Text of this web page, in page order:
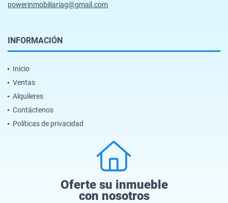
powerinmobiliariag@gmail.com
INFORMACIÓN
Inicio
Ventas
Alquileres
Contáctenos
Políticas de privacidad
Oferte su inmueble
con nosotros